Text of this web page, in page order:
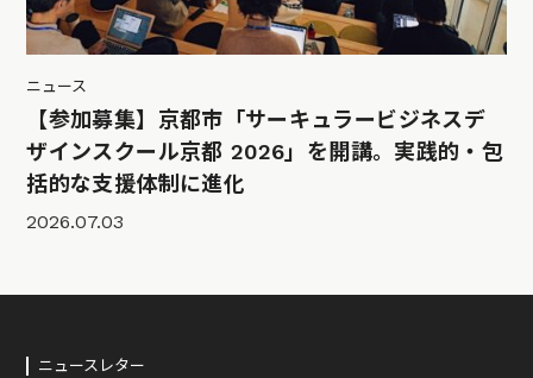
ニュース
【参加募集】京都市「サーキュラービジネスデ
ザインスクール京都 2026」を開講。実践的・包
括的な支援体制に進化
2026.07.03
ニュースレター